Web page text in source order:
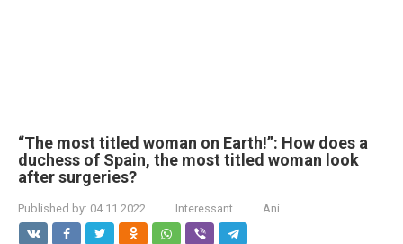
“The most titled woman on Earth!”: How does a
duchess of Spain, the most titled woman look
after surgeries?
Published by: 04.11.2022 Interessant Ani